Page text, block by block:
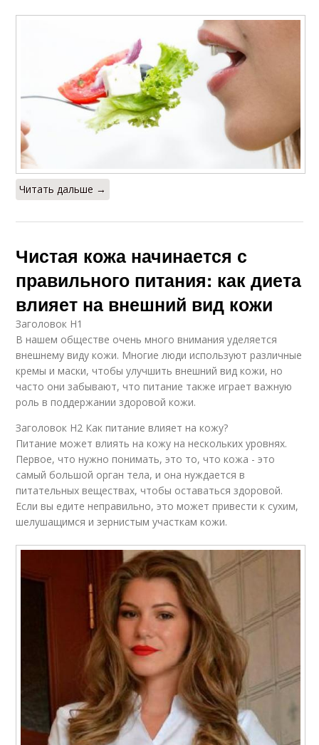
Читать дальше →
Чистая кожа начинается с
правильного питания: как диета
влияет на внешний вид кожи
Заголовок H1
В нашем обществе очень много внимания уделяется
внешнему виду кожи. Многие люди используют различные
кремы и маски, чтобы улучшить внешний вид кожи, но
часто они забывают, что питание также играет важную
роль в поддержании здоровой кожи.
Заголовок H2 Как питание влияет на кожу?
Питание может влиять на кожу на нескольких уровнях.
Первое, что нужно понимать, это то, что кожа - это
самый большой орган тела, и она нуждается в
питательных веществах, чтобы оставаться здоровой.
Если вы едите неправильно, это может привести к сухим,
шелушащимся и зернистым участкам кожи.